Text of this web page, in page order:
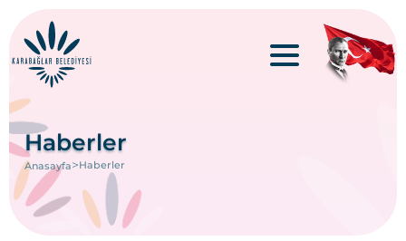
Haberler
Anasayfa>Haberler